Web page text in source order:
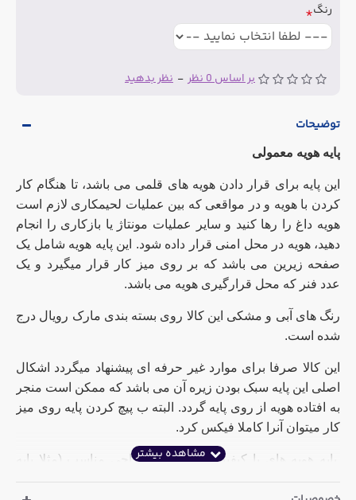
بر اساس 0 نظر - نظر بدهید
رنگ
توضیحات
پایه هویه معمولی
این پایه برای قرار دادن هویه های قلمی می باشد، تا هنگام کار
کردن با هویه و در مواقعی که بین عملیات لحیمکاری لازم است
هویه داغ را رها کنید و سایر عملیات مونتاژ یا بازکاری را انجام
دهید، هویه در محل امنی قرار داده شود. این پایه هویه شامل یک
صفحه زیرین می باشد که بر روی میز کار قرار میگیرد و یک
عدد فنر که محل قرارگیری هویه می باشد.
رنگ های آبی و مشکی این کالا روی بسته بندی مارک رویال درج
شده است.
این کالا صرفا برای موارد غیر حرفه ای پیشنهاد میگردد اشکال
اصلی این پایه سبک بودن زیره آن می باشد که ممکن است منجر
به افتاده هویه از روی پایه گردد. البته ب پیچ کردن پایه روی میز
کار میتوان آنرا کاملا فیکس کرد.
پایه هویه های با کیفیت بالاتر و با طراحی مناسب (مثلا پایه